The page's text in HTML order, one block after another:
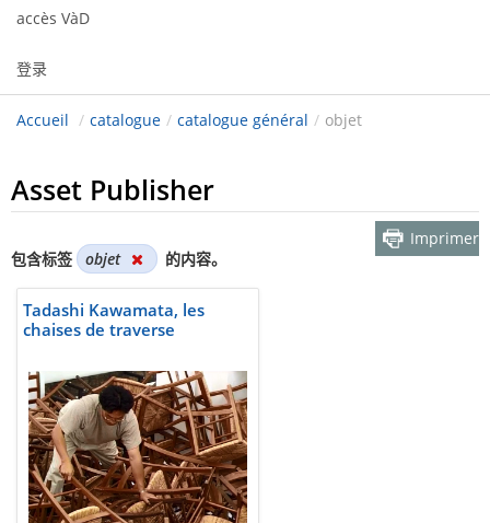
accès VàD
登录
Accueil / catalogue / catalogue général / objet
Asset Publisher
包含标签 objet 的内容。
Imprimer
Tadashi Kawamata, les
chaises de traverse